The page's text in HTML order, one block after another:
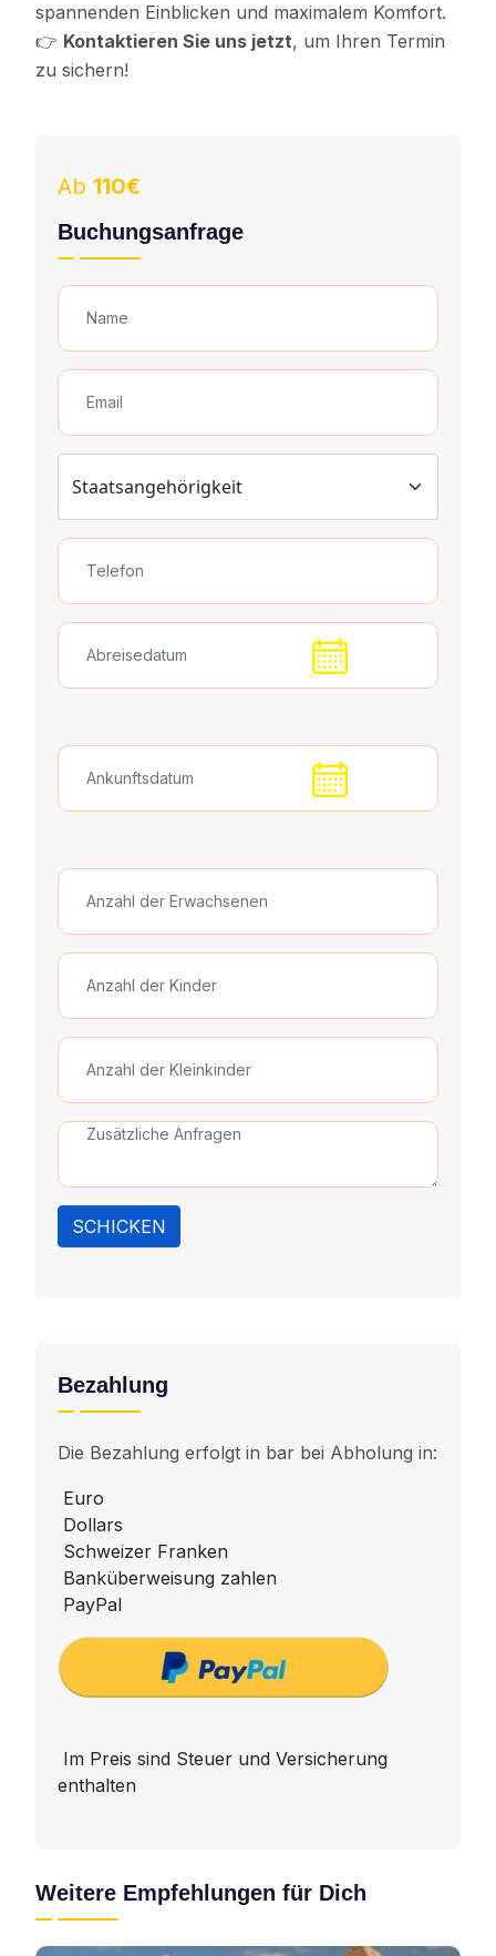
spannenden Einblicken und maximalem Komfort.
👉 Kontaktieren Sie uns jetzt, um Ihren Termin
zu sichern!
Ab 110€
Buchungsanfrage
SCHICKEN
Bezahlung
Die Bezahlung erfolgt in bar bei Abholung in:
Euro
Dollars
Schweizer Franken
Banküberweisung zahlen
PayPal
Im Preis sind Steuer und Versicherung
enthalten
Weitere Empfehlungen für Dich